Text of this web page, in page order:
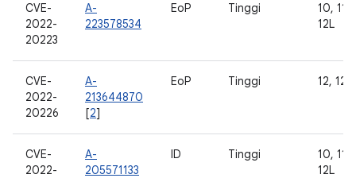
CVE-
2022-
20223
A-
223578534
EoP Tinggi
10, 11,
12L
CVE-
2022-
20226
A-
213644870
[2]
EoP Tinggi 12, 12L
CVE-
2022-
A-
205571133
ID Tinggi
10, 11,
12L